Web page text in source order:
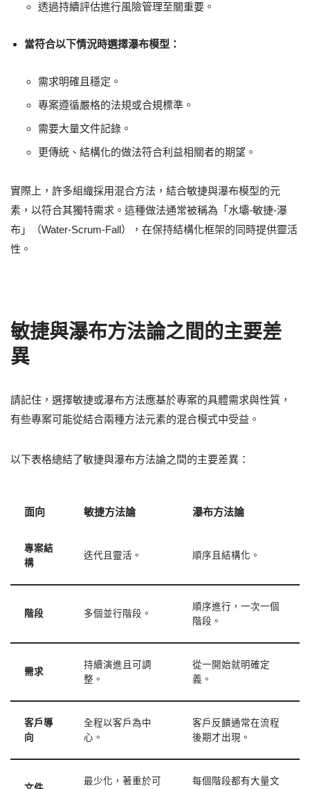
透過持續評估進行風險管理至關重要。
當符合以下情況時選擇瀑布模型：
需求明確且穩定。
專案遵循嚴格的法規或合規標準。
需要大量文件記錄。
更傳統、結構化的做法符合利益相關者的期望。
實際上，許多組織採用混合方法，結合敏捷與瀑布模型的元
素，以符合其獨特需求。這種做法通常被稱為「水壩-敏捷-瀑
布」（Water-Scrum-Fall），在保持結構化框架的同時提供靈活
性。
敏捷與瀑布方法論之間的主要差
異
請記住，選擇敏捷或瀑布方法應基於專案的具體需求與性質，
有些專案可能從結合兩種方法元素的混合模式中受益。
以下表格總結了敏捷與瀑布方法論之間的主要差異：
面向 敏捷方法論 瀑布方法論
專案結
構
迭代且靈活。 順序且結構化。
階段 多個並行階段。
順序進行，一次一個
階段。
需求
持續演進且可調
整。
從一開始就明確定
義。
客戶導
向
全程以客戶為中
心。
客戶反饋通常在流程
後期才出現。
最少化，著重於可 每個階段都有大量文